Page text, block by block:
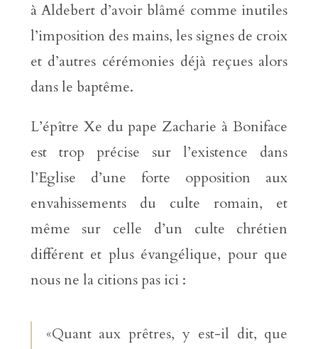
à Aldebert d’avoir blâmé comme inutiles
l’imposition des mains, les signes de croix
et d’autres cérémonies déjà reçues alors
dans le baptême.
L’épître Xe du pape Zacharie à Boniface
est trop précise sur l’existence dans
l’Eglise d’une forte opposition aux
envahissements du culte romain, et
même sur celle d’un culte chrétien
différent et plus évangélique, pour que
nous ne la citions pas ici :
«Quant aux prêtres, y est-il dit, que